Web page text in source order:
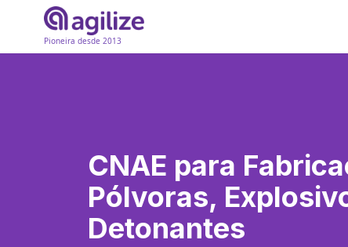
Pioneira desde 2013
CNAE para
Pólvoras,
Detonantes